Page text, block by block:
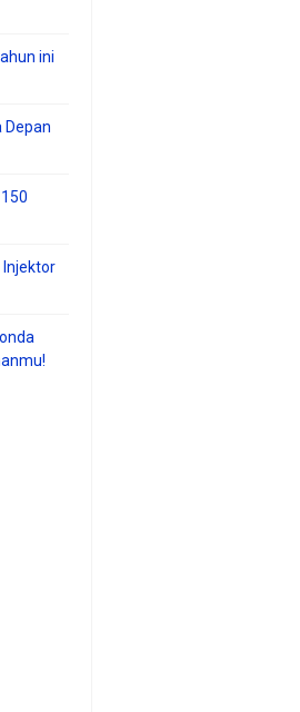
ini
Depan
Injektor